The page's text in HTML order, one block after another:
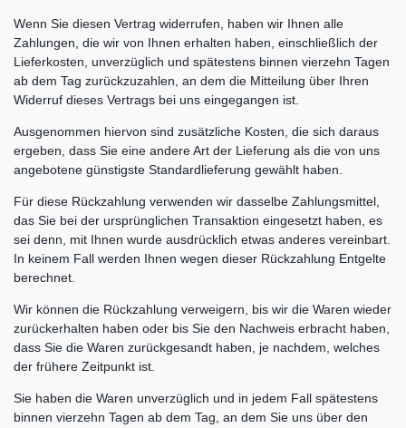
Wenn Sie diesen Vertrag widerrufen, haben wir Ihnen alle
Zahlungen, die wir von Ihnen erhalten haben, einschließlich der
Lieferkosten, unverzüglich und spätestens binnen vierzehn Tagen
ab dem Tag zurückzuzahlen, an dem die Mitteilung über Ihren
Widerruf dieses Vertrags bei uns eingegangen ist.
Ausgenommen hiervon sind zusätzliche Kosten, die sich daraus
ergeben, dass Sie eine andere Art der Lieferung als die von uns
angebotene günstigste Standardlieferung gewählt haben.
Für diese Rückzahlung verwenden wir dasselbe Zahlungsmittel,
das Sie bei der ursprünglichen Transaktion eingesetzt haben, es
sei denn, mit Ihnen wurde ausdrücklich etwas anderes vereinbart.
In keinem Fall werden Ihnen wegen dieser Rückzahlung Entgelte
berechnet.
Wir können die Rückzahlung verweigern, bis wir die Waren wieder
zurückerhalten haben oder bis Sie den Nachweis erbracht haben,
dass Sie die Waren zurückgesandt haben, je nachdem, welches
der frühere Zeitpunkt ist.
Sie haben die Waren unverzüglich und in jedem Fall spätestens
binnen vierzehn Tagen ab dem Tag, an dem Sie uns über den